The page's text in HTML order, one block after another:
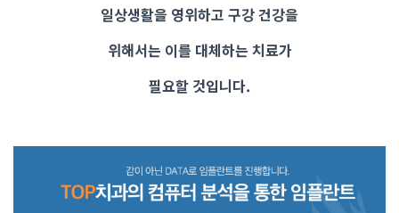
일상생활을 영위하고 구강 건강을
위해서는 이를 대체하는 치료가
필요할 것입니다.